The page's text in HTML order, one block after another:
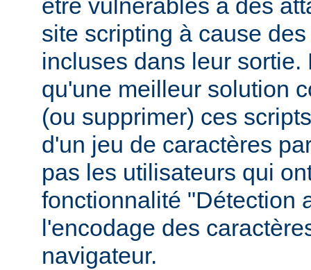
être vulnérables à des
site scripting à cause
incluses dans leur sortie.
qu'une meilleur solution
(ou supprimer) ces
d'un jeu de caractères
pas les utilisateurs qui
fonctionnalité "Détection
l'encodage des
navigateur.